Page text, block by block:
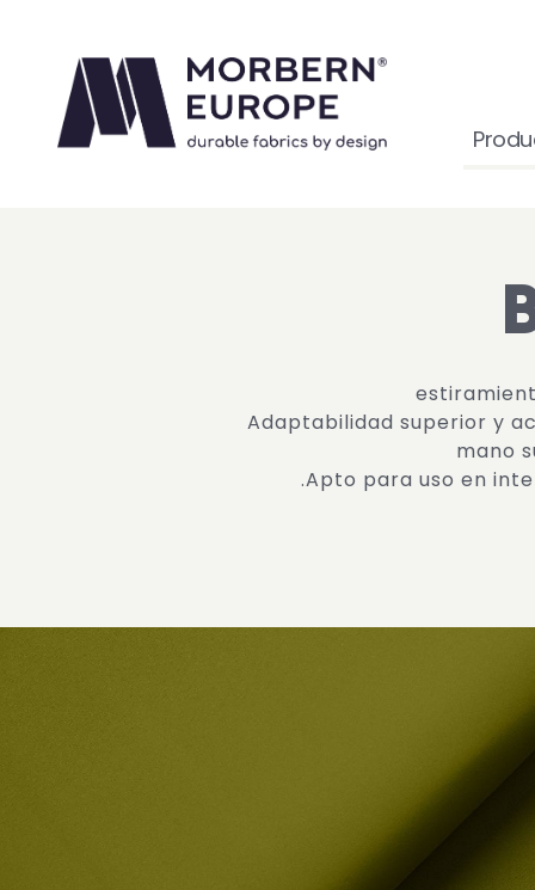
Adaptabilidad superior y
mano
Apto para uso en